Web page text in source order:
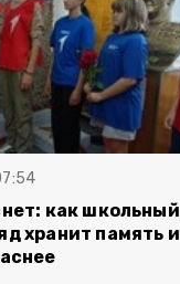
как школьный
хранит память и